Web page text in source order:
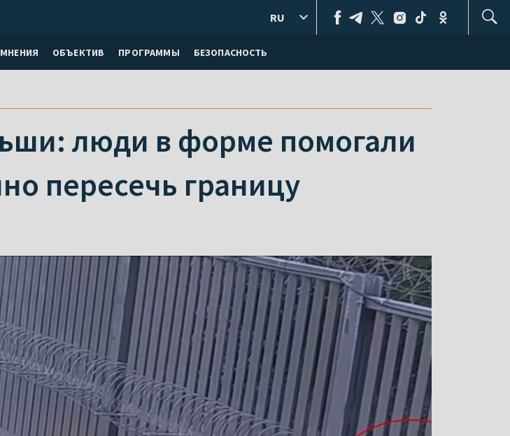
МНЕНИЯ ОБЪЕКТИВ ПРОГРАММЫ БЕЗОПАСНОСТЬ
RU
люди в форме помогали
пересечь границу